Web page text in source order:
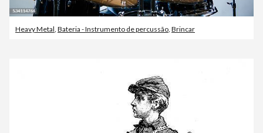
Heavy Metal, Bateria - Instrumento de percussão, Brincar